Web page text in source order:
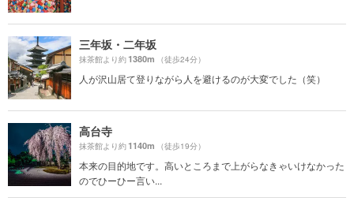
三年坂・二年坂
抹茶館より約1380m （徒歩24分）
人が沢山居て登りながら人を避けるのが大変でした（笑）
高台寺
抹茶館より約1140m （徒歩19分）
本来の目的地です。高いところまで上がらなきゃいけなかった
のでひーひー言い...